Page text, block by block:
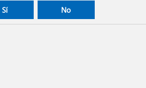
Sí No